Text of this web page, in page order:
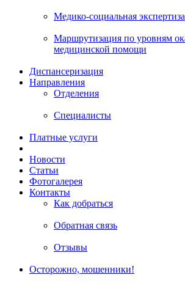
Медико-социальная экспертиза
Маршрутизация по уровням
медицинской помощи
Диспансеризация
Направления
Отделения
Специалисты
Платные услуги
Новости
Статьи
Фотогалерея
Контакты
Как добраться
Обратная связь
Отзывы
Осторожно, мошенники!